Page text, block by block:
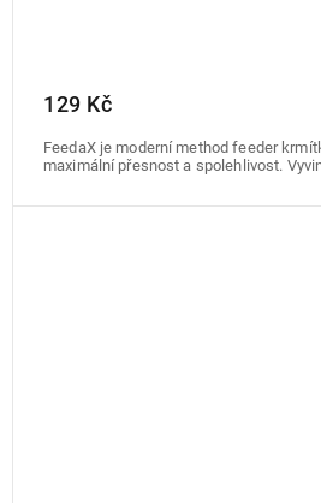
129 Kč
FeedaX je moderní method feeder
maximální přesnost a spolehlivost.